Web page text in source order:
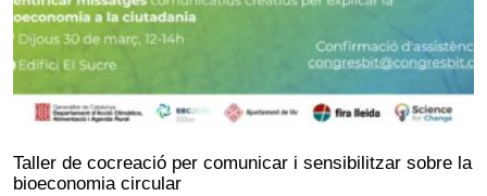
Taller de cocreació per comunicar i sensibilitzar sobre la
bioeconomia circular